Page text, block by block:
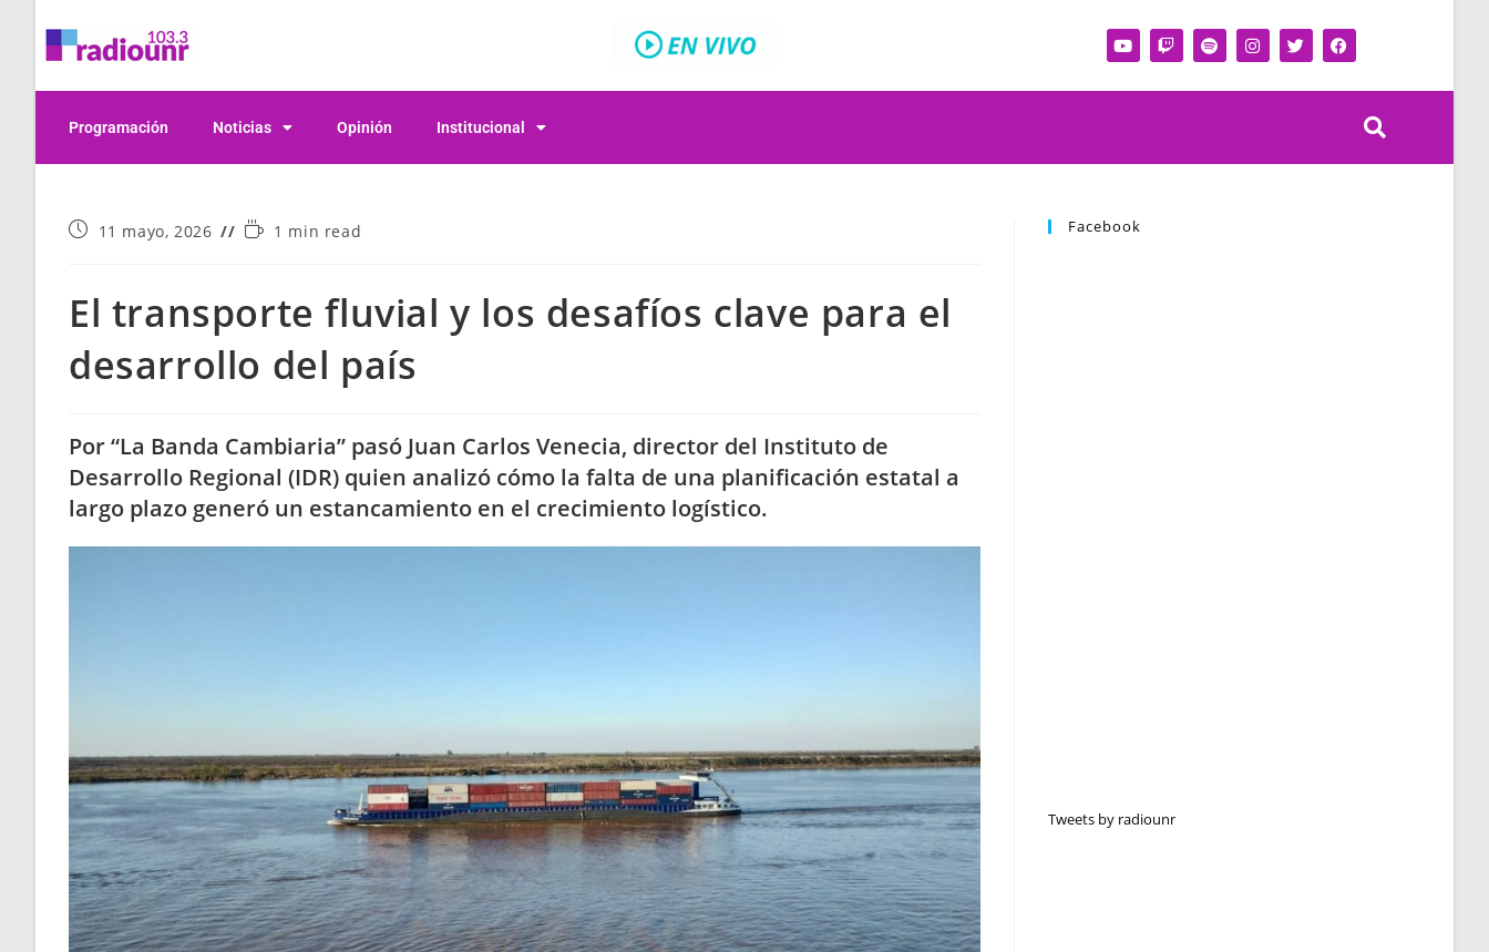
Programación Noticias Opinión Institucional
11 mayo, 2026 1 min read
El transporte fluvial y los desafíos clave para el
desarrollo del país
Por “La Banda Cambiaria” pasó Juan Carlos Venecia, director del Instituto de
Desarrollo Regional (IDR) quien analizó cómo la falta de una planificación estatal a
largo plazo generó un estancamiento en el crecimiento logístico.
Facebook
Tweets by radiounr